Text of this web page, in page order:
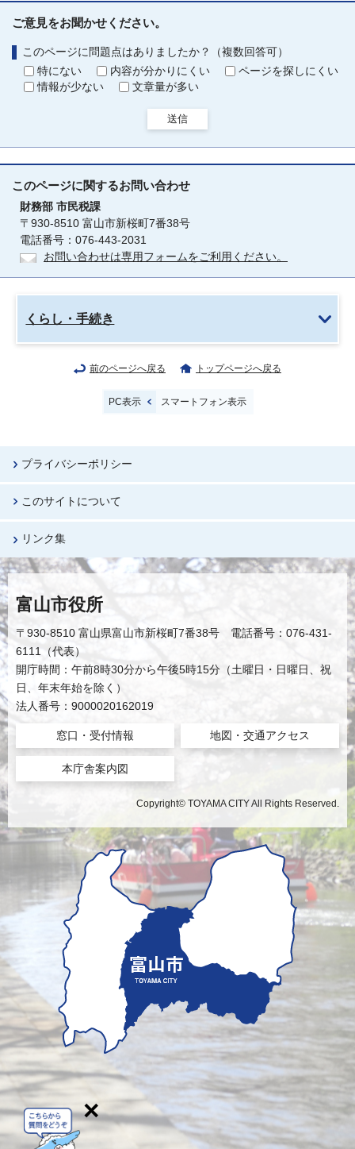
ご意見をお聞かせください。
このページに問題点はありましたか？（複数回答可）
特にない
内容が分かりにくい
ページを探しにくい
情報が少ない
文章量が多い
送信
このページに関するお問い合わせ
財務部 市民税課
〒930-8510 富山市新桜町7番38号
電話番号：076-443-2031
お問い合わせは専用フォームをご利用ください。
くらし・手続き
前のページへ戻る トップページへ戻る
PC表示 スマートフォン表示
プライバシーポリシー
このサイトについて
リンク集
富山市役所
〒930-8510 富山県富山市新桜町7番38号 電話番号：076-431-
6111（代表）
開庁時間：午前8時30分から午後5時15分（土曜日・日曜日、祝
日、年末年始を除く）
法人番号：9000020162019
窓口・受付情報 地図・交通アクセス
本庁舎案内図
Copyright© TOYAMA CITY All Rights Reserved.
×